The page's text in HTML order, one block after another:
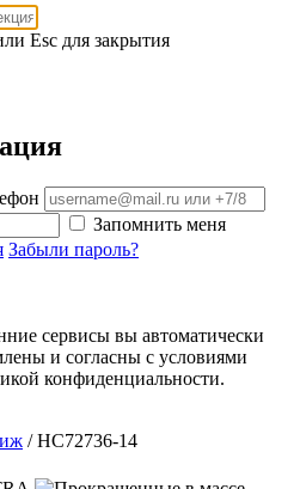
Esc для закрытия
Запомнить меня
Забыли пароль?
сервисы вы автоматически
и согласны с условиями
конфиденциальности.
/ HC72736-14